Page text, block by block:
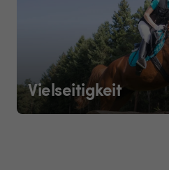
Vielseitigkeit